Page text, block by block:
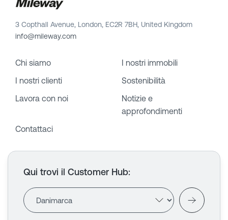
3 Copthall Avenue, London, EC2R 7BH, United Kingdom
info@mileway.com
Chi siamo
I nostri immobili
I nostri clienti
Sostenibilità
Lavora con noi
Notizie e
approfondimenti
Contattaci
Qui trovi il Customer Hub: